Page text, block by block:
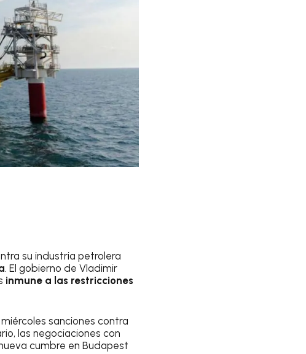
su industria petrolera
. El gobierno de Vladimir
inmune a las restricciones
sanciones contra
las negociaciones con
cumbre en Budapest